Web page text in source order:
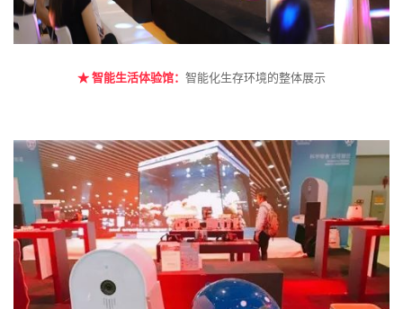
★ 智能生活体验馆： 智能化生存环境的整体展示